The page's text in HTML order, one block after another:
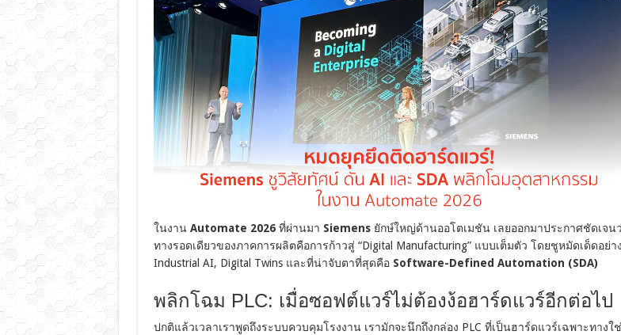
ในงาน Automate 2026ที่ผ่านมา Siemensยักษ์ใหญ่ด้านออโตเมชัน เลยออกมาประกาศชัดเจน
ทางรอดเดียวของภาคการผลิตคือการก้าวสู่ “Digital Manufacturing” แบบเต็มตัว โดยชูหมัดเด็ดอย่าง
Industrial AI, Digital Twins และที่น่าจับตาที่สุดคือ Software-Defined Automation (SDA)
พลิกโฉม PLC: เมื่อซอฟต์แวร์ไม่ต้องง้อฮาร์ดแวร์อีกต่อไป
ปกติแล้วเวลาเราพูดถึงระบบควบคุมโรงงาน เรามักจะนึกถึงกล่อง PLC ที่เป็นฮาร์ดแวร์เฉพาะทางใ